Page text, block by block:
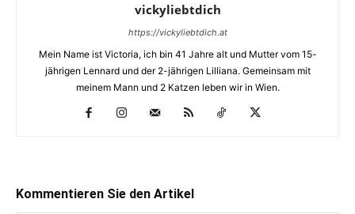
vickyliebtdich
https://vickyliebtdich.at
Mein Name ist Victoria, ich bin 41 Jahre alt und Mutter vom 15-
jährigen Lennard und der 2-jährigen Lilliana. Gemeinsam mit
meinem Mann und 2 Katzen leben wir in Wien.
Kommentieren Sie den Artikel